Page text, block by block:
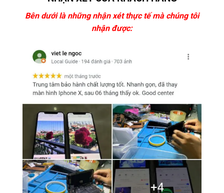
Bên dưới là những nhận xét thực tế mà chúng tôi
nhận được: